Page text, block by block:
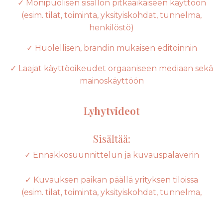
✓ Monipuolisen sisällön pitkäaikaiseen käyttöön
(esim. tilat, toiminta, yksityiskohdat, tunnelma,
henkilöstö)
✓ Huolellisen, brändin mukaisen editoinnin
✓ Laajat käyttöoikeudet orgaaniseen mediaan sekä
mainoskäyttöön
Lyhytvideot
Sisältää:
✓ Ennakkosuunnittelun ja kuvauspalaverin
✓ Kuvauksen paikan päällä yrityksen tiloissa
(esim. tilat, toiminta, yksityiskohdat, tunnelma,